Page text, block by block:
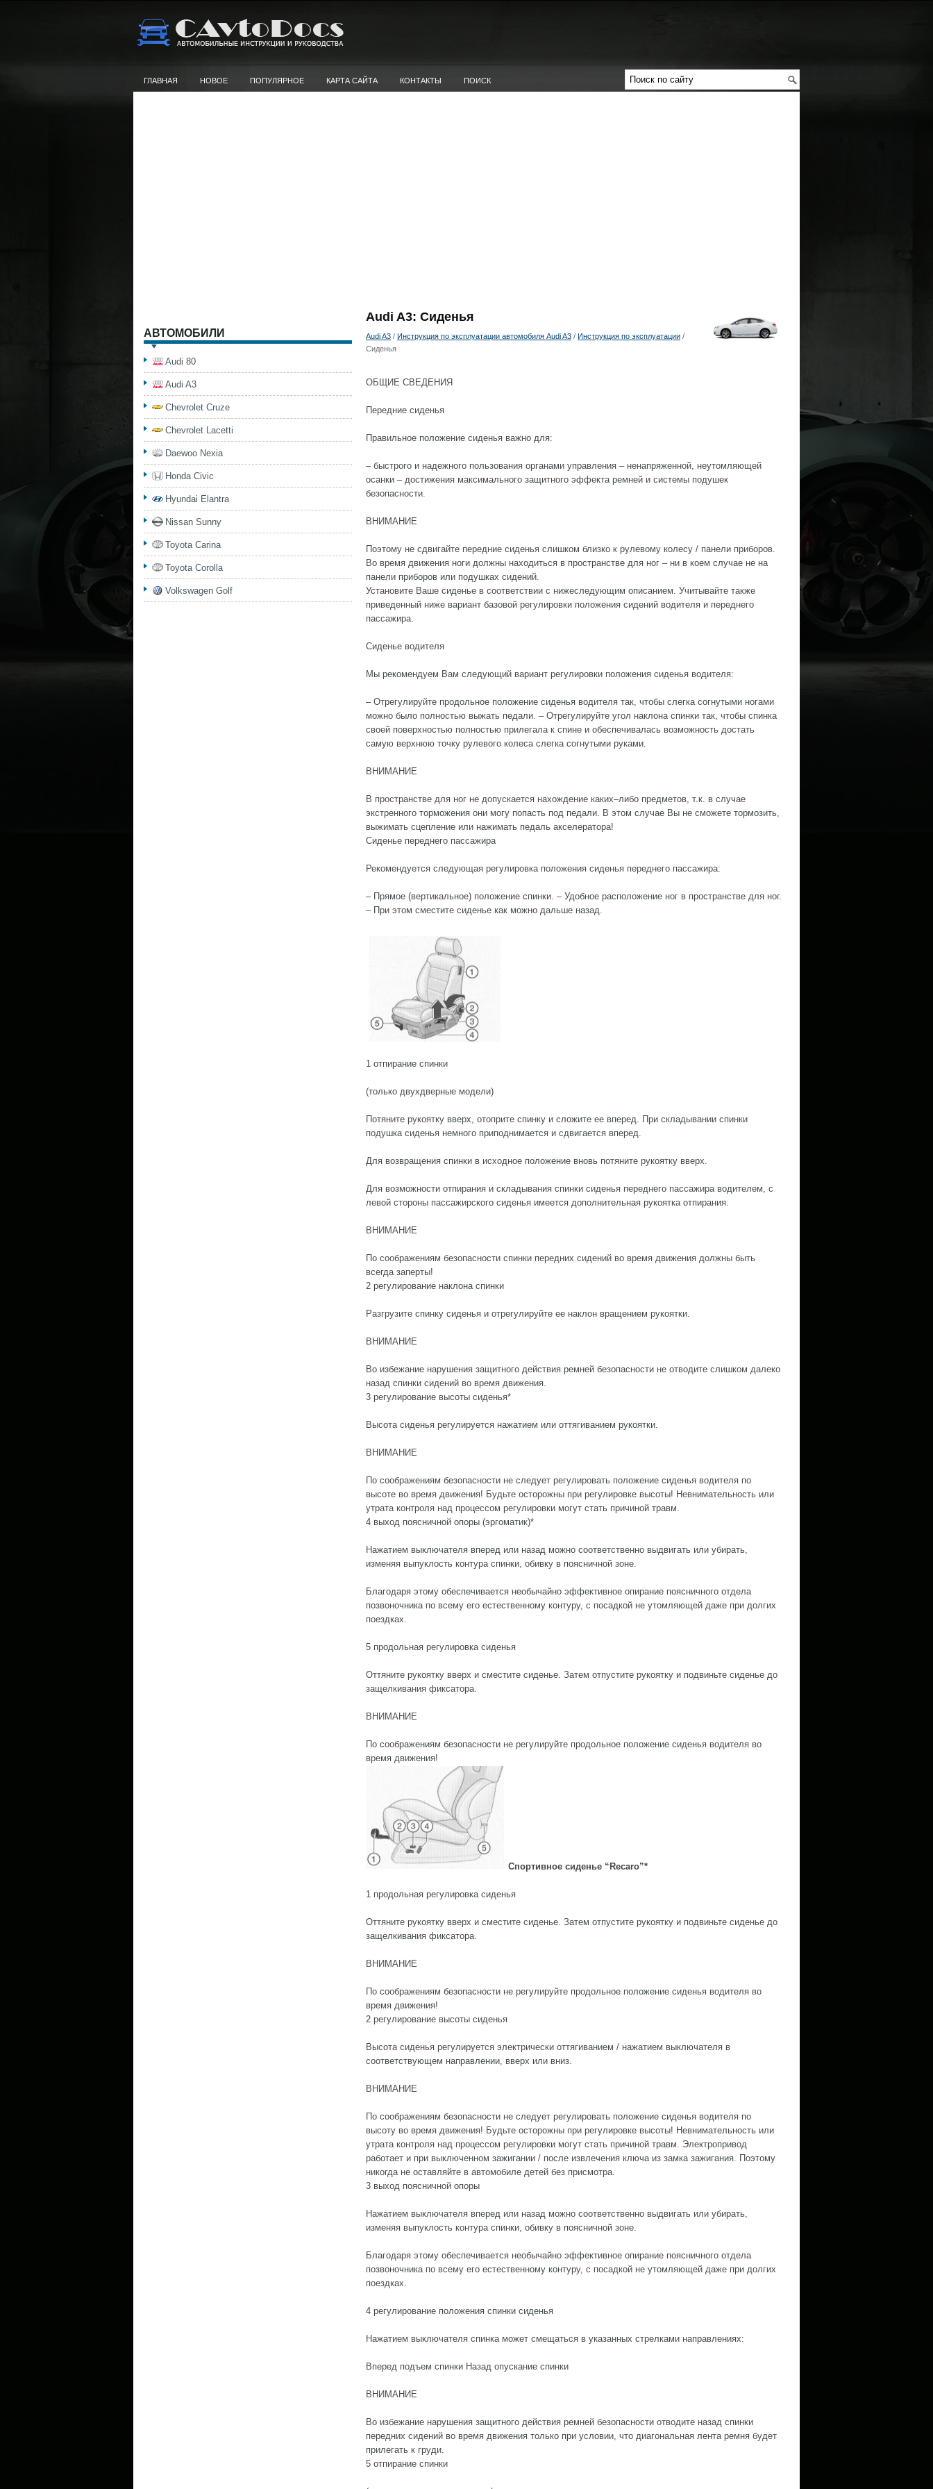
ГЛАВНАЯ НОВОЕ ПОПУЛЯРНОЕ КАРТА САЙТА КОНТАКТЫ ПОИСК
Audi A3: Сиденья
Audi A3 / Инструкция по эксплуатации автомобиля Audi A3 / Инструкция по эксплуатации /
Сиденья
ОБЩИЕ СВЕДЕНИЯ
Передние сиденья
Правильное положение сиденья важно для:
– быстрого и надежного пользования органами управления – ненапряженной, неутомляющей
осанки – достижения максимального защитного эффекта ремней и системы подушек
безопасности.
ВНИМАНИЕ
Поэтому не сдвигайте передние сиденья слишком близко к рулевому колесу / панели приборов.
Во время движения ноги должны находиться в пространстве для ног – ни в коем случае не на
панели приборов или подушках сидений.
Установите Ваше сиденье в соответствии с нижеследующим описанием. Учитывайте также
приведенный ниже вариант базовой регулировки положения сидений водителя и переднего
пассажира.
Сиденье водителя
Мы рекомендуем Вам следующий вариант регулировки положения сиденья водителя:
– Отрегулируйте продольное положение сиденья водителя так, чтобы слегка согнутыми ногами
можно было полностью выжать педали. – Отрегулируйте угол наклона спинки так, чтобы спинка
своей поверхностью полностью прилегала к спине и обеспечивалась возможность достать
самую верхнюю точку рулевого колеса слегка согнутыми руками.
ВНИМАНИЕ
В пространстве для ног не допускается нахождение каких–либо предметов, т.к. в случае
экстренного торможения они могу попасть под педали. В этом случае Вы не сможете тормозить,
выжимать сцепление или нажимать педаль акселератора!
Сиденье переднего пассажира
Рекомендуется следующая регулировка положения сиденья переднего пассажира:
– Прямое (вертикальное) положение спинки. – Удобное расположение ног в пространстве для ног.
– При этом сместите сиденье как можно дальше назад.
1 отпирание спинки
(только двухдверные модели)
Потяните рукоятку вверх, отоприте спинку и сложите ее вперед. При складывании спинки
подушка сиденья немного приподнимается и сдвигается вперед.
Для возвращения спинки в исходное положение вновь потяните рукоятку вверх.
Для возможности отпирания и складывания спинки сиденья переднего пассажира водителем, с
левой стороны пассажирского сиденья имеется дополнительная рукоятка отпирания.
ВНИМАНИЕ
По соображениям безопасности спинки передних сидений во время движения должны быть
всегда заперты!
2 регулирование наклона спинки
Разгрузите спинку сиденья и отрегулируйте ее наклон вращением рукоятки.
ВНИМАНИЕ
Во избежание нарушения защитного действия ремней безопасности не отводите слишком далеко
назад спинки сидений во время движения.
3 регулирование высоты сиденья*
Высота сиденья регулируется нажатием или оттягиванием рукоятки.
ВНИМАНИЕ
По соображениям безопасности не следует регулировать положение сиденья водителя по
высоте во время движения! Будьте осторожны при регулировке высоты! Невнимательность или
утрата контроля над процессом регулировки могут стать причиной травм.
4 выход поясничной опоры (эргоматик)*
Нажатием выключателя вперед или назад можно соответственно выдвигать или убирать,
изменяя выпуклость контура спинки, обивку в поясничной зоне.
Благодаря этому обеспечивается необычайно эффективное опирание поясничного отдела
позвоночника по всему его естественному контуру, с посадкой не утомляющей даже при долгих
поездках.
5 продольная регулировка сиденья
Оттяните рукоятку вверх и сместите сиденье. Затем отпустите рукоятку и подвиньте сиденье до
защелкивания фиксатора.
ВНИМАНИЕ
По соображениям безопасности не регулируйте продольное положение сиденья водителя во
время движения!
Спортивное сиденье “Recaro”*
1 продольная регулировка сиденья
Оттяните рукоятку вверх и сместите сиденье. Затем отпустите рукоятку и подвиньте сиденье до
защелкивания фиксатора.
ВНИМАНИЕ
По соображениям безопасности не регулируйте продольное положение сиденья водителя во
время движения!
2 регулирование высоты сиденья
Высота сиденья регулируется электрически оттягиванием / нажатием выключателя в
соответствующем направлении, вверх или вниз.
ВНИМАНИЕ
По соображениям безопасности не следует регулировать положение сиденья водителя по
высоту во время движения! Будьте осторожны при регулировке высоты! Невнимательность или
утрата контроля над процессом регулировки могут стать причиной травм. Электропривод
работает и при выключенном зажигании / после извлечения ключа из замка зажигания. Поэтому
никогда не оставляйте в автомобиле детей без присмотра.
3 выход поясничной опоры
Нажатием выключателя вперед или назад можно соответственно выдвигать или убирать,
изменяя выпуклость контура спинки, обивку в поясничной зоне.
Благодаря этому обеспечивается необычайно эффективное опирание поясничного отдела
позвоночника по всему его естественному контуру, с посадкой не утомляющей даже при долгих
поездках.
4 регулирование положения спинки сиденья
Нажатием выключателя спинка может смещаться в указанных стрелками направлениях:
Вперед подъем спинки Назад опускание спинки
ВНИМАНИЕ
Во избежание нарушения защитного действия ремней безопасности отводите назад спинки
передних сидений во время движения только при условии, что диагональная лента ремня будет
прилегать к груди.
5 отпирание спинки
АВТОМОБИЛИ
Audi 80
Audi A3
Chevrolet Cruze
Chevrolet Lacetti
Daewoo Nexia
Honda Civic
Hyundai Elantra
Nissan Sunny
Toyota Carina
Toyota Corolla
Volkswagen Golf